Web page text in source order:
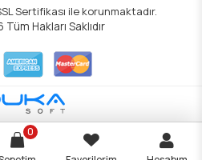
Sertifikası ile korunmaktadır.
Tüm Hakları Saklıdır
0